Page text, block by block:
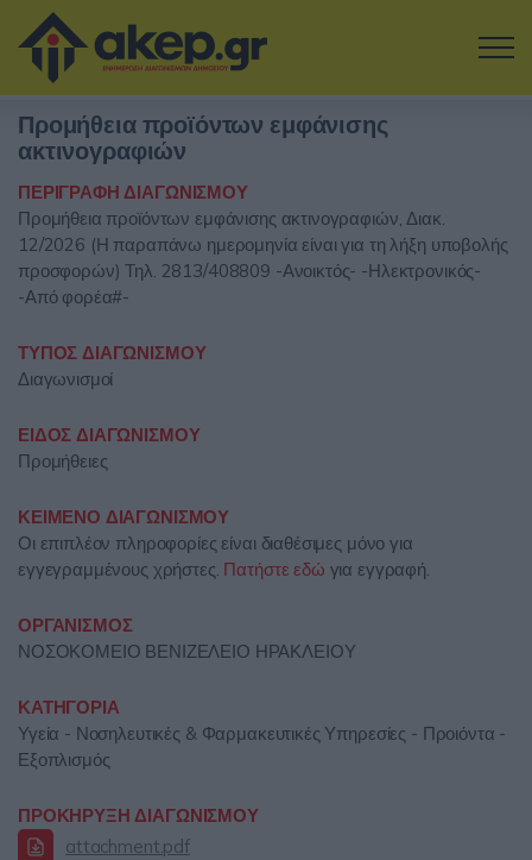
Μετάβαση στο κύριο περιεχόμενο
Η εταιρία
Αναζήτηση Διαγωνισμών
Δοκιμάστε την Υπηρεσία
Σύνδεση
Είσοδος
Προμήθεια προϊόντων εμφάνισης
ακτινογραφιών
ΠΕΡΙΓΡΑΦΗ ΔΙΑΓΩΝΙΣΜΟΥ
Προμήθεια προϊόντων εμφάνισης ακτινογραφιών, Διακ.
12/2026 (Η παραπάνω ημερομηνία είναι για τη λήξη υποβολής
προσφορών) Τηλ. 2813/408809 -Ανοικτός- -Ηλεκτρονικός-
-Από φορέα#-
ΤΥΠΟΣ ΔΙΑΓΩΝΙΣΜΟΥ
Διαγωνισμοί
ΕΙΔΟΣ ΔΙΑΓΩΝΙΣΜΟΥ
Προμήθειες
ΚΕΙΜΕΝΟ ΔΙΑΓΩΝΙΣΜΟΥ
Οι επιπλέον πληροφορίες είναι διαθέσιμες μόνο για
εγγεγραμμένους χρήστες. Πατήστε εδώ για εγγραφή.
ΟΡΓΑΝΙΣΜΟΣ
ΝΟΣΟΚΟΜΕΙΟ ΒΕΝΙΖΕΛΕΙΟ ΗΡΑΚΛΕΙΟΥ
ΚΑΤΗΓΟΡΙΑ
Υγεία - Νοσηλευτικές & Φαρμακευτικές Υπηρεσίες - Προιόντα -
Εξοπλισμός
ΠΡΟΚΗΡΥΞΗ ΔΙΑΓΩΝΙΣΜΟΥ
attachment.pdf